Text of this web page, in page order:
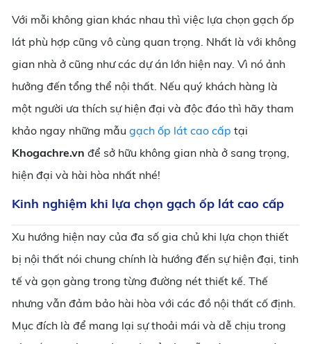
Với mỗi không gian khác nhau thì việc lựa chọn gạch ốp
lát phù hợp cũng vô cùng quan trọng. Nhất là với không
gian nhà ở cũng như các dự án lớn hiện nay. Vì nó ảnh
hưởng đến tổng thể nội thất. Nếu quý khách hàng là
một người ưa thích sự hiện đại và độc đáo thì hãy tham
khảo ngay những mẫu gạch ốp lát cao cấp tại
Khogachre.vn để sở hữu không gian nhà ở sang trọng,
hiện đại và hài hòa nhất nhé!
Kinh nghiệm khi lựa chọn gạch ốp lát cao cấp
Xu hướng hiện nay của đa số gia chủ khi lựa chọn thiết
bị nội thất nói chung chính là hướng đến sự hiện đại, tinh
tế và gọn gàng trong từng đường nét thiết kế. Thế
nhưng vẫn đảm bảo hài hòa với các đồ nội thất cố định.
Mục đích là để mang lại sự thoải mái và dễ chịu trong